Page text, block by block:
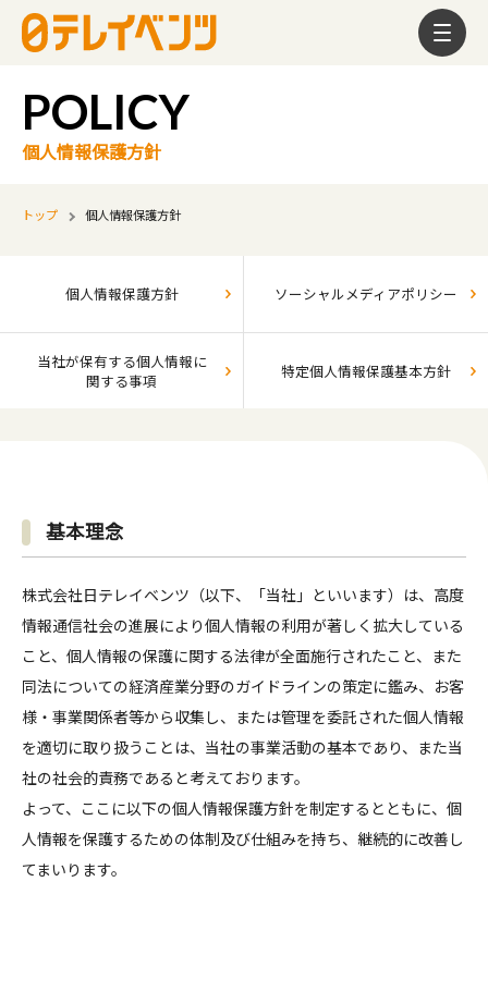
個人情報保護方針
トップ 個人情報保護方針
個人情報保護方針 ソーシャルメディアポリシー
当社が保有する個人情報に
関する事項 特定個人情報保護基本方針
基本理念
株式会社日テレイベンツ（以下、「当社」といいます）は、高度
情報通信社会の進展により個人情報の利用が著しく拡大している
こと、個人情報の保護に関する法律が全面施行されたこと、また
同法についての経済産業分野のガイドラインの策定に鑑み、お客
様・事業関係者等から収集し、または管理を委託された個人情報
を適切に取り扱うことは、当社の事業活動の基本であり、また当
社の社会的責務であると考えております。
よって、ここに以下の個人情報保護方針を制定するとともに、個
人情報を保護するための体制及び仕組みを持ち、継続的に改善し
てまいります。